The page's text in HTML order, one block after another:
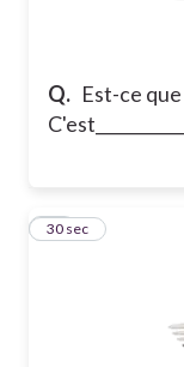
Q. Est-ce
10
30 sec